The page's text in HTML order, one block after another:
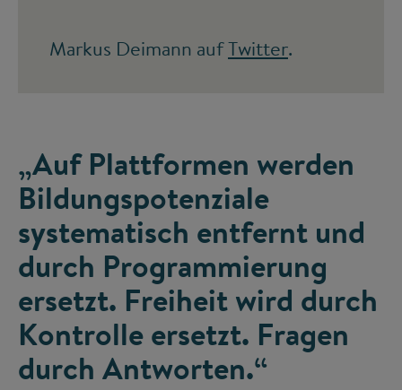
Markus Deimann aufTwitter.
„Auf Plattformen werden
Bildungspotenziale
systematisch entfernt und
durch Programmierung
ersetzt. Freiheit wird durch
Kontrolle ersetzt. Fragen
durch Antworten.“